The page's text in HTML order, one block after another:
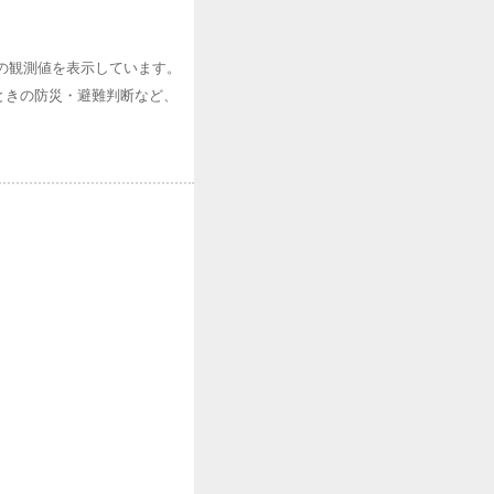
測値を表示しています。
の防災・避難判断など、